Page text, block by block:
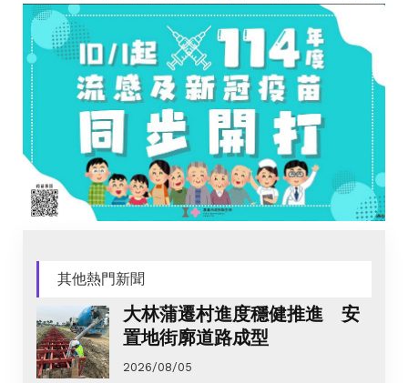
其他熱門新聞
大林蒲遷村進度穩健推進 安
置地街廓道路成型
2026/08/05